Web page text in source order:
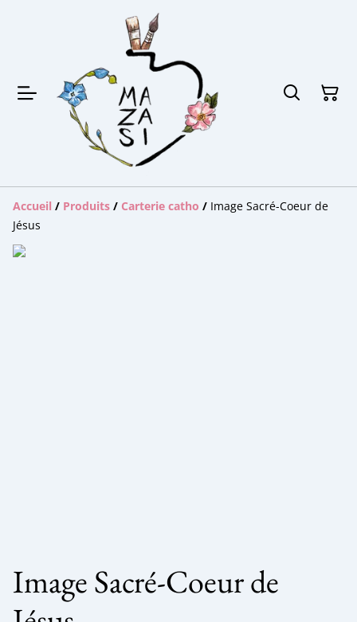
Accueil / Produits / Carterie catho / Image Sacré-Coeur de
Jésus
Image Sacré-Coeur de